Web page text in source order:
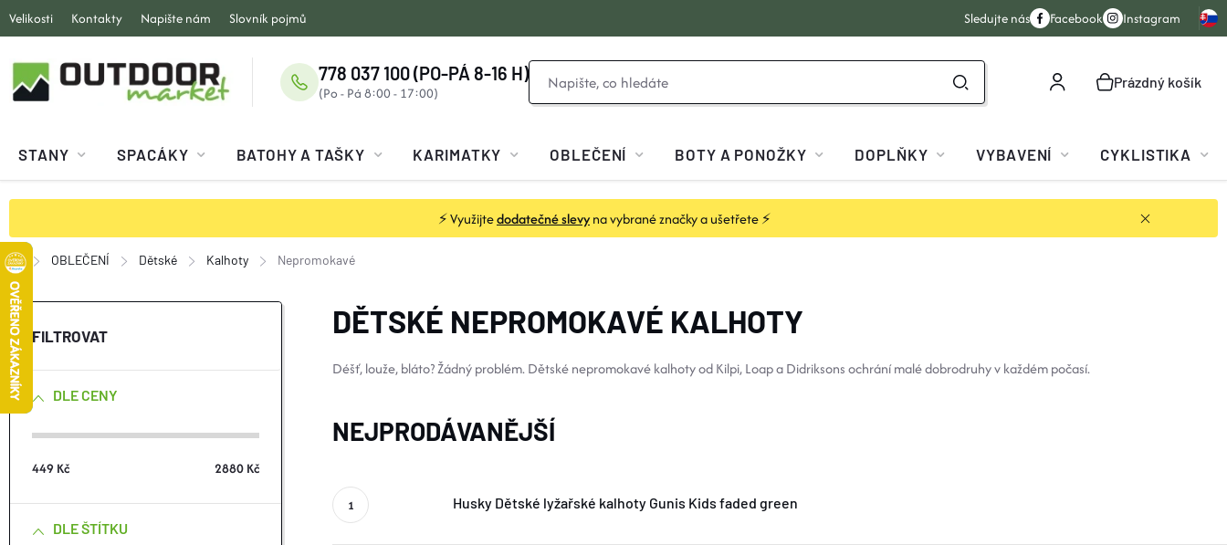
Přejít
na
obsah
⚡ Využijtedodatečné slevyna vybrané značky a ušetřete ⚡
Velikosti Kontakty Napište nám Slovník pojmů Sledujte nás Facebook Instagram
NÁKUPNÍ
Prázdný košík
778 037 100 (PO-PÁ 8-16 H)
STANY SPACÁKY BATOHY A TAŠKY KARIMATKY OBLEČENÍ BOTY A PONOŽKY DOPLŇKY VYBAVENÍ CYKLISTIKA
Domů
OBLEČENÍ Dětské Kalhoty Nepromokavé
P
O
S
R
DLE CENY
449 Kč 2880 Kč
DLE ŠTÍTKU
DĚTSKÉ NEPROMOKAVÉ KALHOTY
Déšť, louže, bláto? Žádný problém. Dětské nepromokavé kalhoty od Kilpi, Loap a Didriksons ochrání malé dobrodruhy v každém počasí.
NEJPRODÁVANĚJŠÍ
Husky Dětské lyžařské kalhoty Gunis Kids faded green